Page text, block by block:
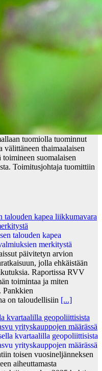
tuomiolla tuominnut
välittäneen thaimaalaisen
suomalaisen
Toimitusjohtaja tuomittiin
talouden kapea liikkumavara
päivitetyn arvion
jolla ehkäistään
Raportissa RVV
toimintaa ja miten
Pankkien
on taloudellisiin [...]
kvartaalilla geopoliittisista
yrityskauppojen määrässä
toisen vuosineljänneksen
aiheuttamasta